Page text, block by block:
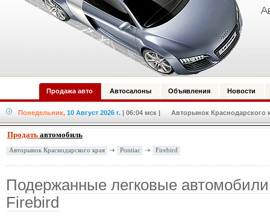
Продажа авто Автосалоны Объявления Новости
Понедельник, 10 Август 2026 г. | 06:04 мск | Авторынок Краснодарского
Продать автомобиль
Авторынок Краснодарского края Pontiac Firebird
Подержанные легковые
Firebird